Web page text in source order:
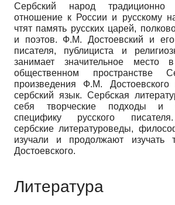
Сербский народ
отношение к России и русскому
чтят память русских царей,
и поэтов. Ф.М. Достоевский и его
писателя, публициста и
занимает значительное место
общественном пространстве
произведения Ф.М.
сербский язык. Сербская
себя творческие подходы и
специфику русского
сербские литературоведы,
изучали и продолжают изучать
Достоевского.
Литература